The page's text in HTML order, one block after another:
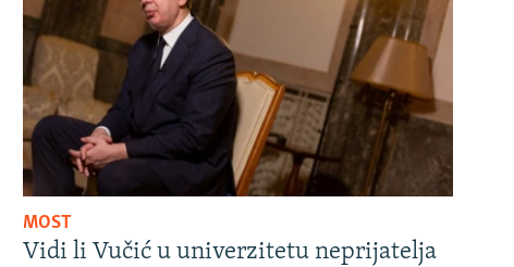
MOST
Vidi li Vučić u univerzitetu neprijatelja